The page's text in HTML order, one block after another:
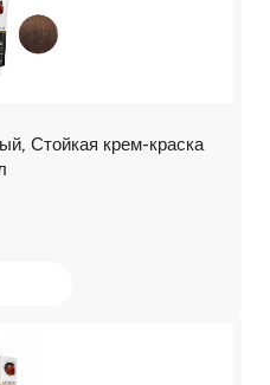
Стойкая крем-краска